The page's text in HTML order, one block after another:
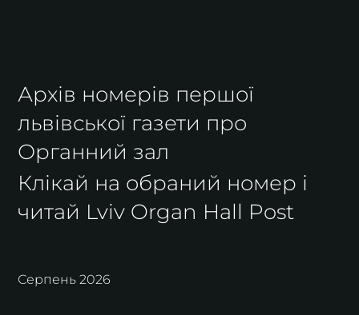
Серпень 2026
Архів номерів першої
львівської газети про
Органний зал
Клікай на обраний номер і
читай Lviv Organ Hall Post